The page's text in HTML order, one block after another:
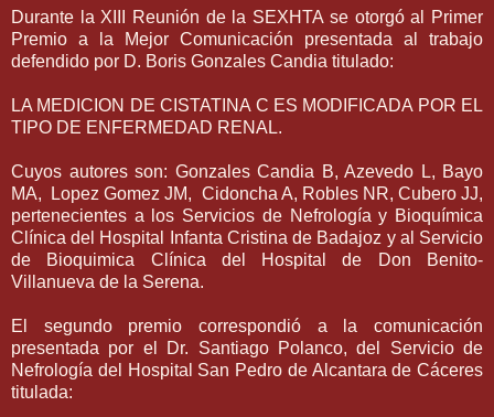
Durante la XIII Reunión de la SEXHTA se otorgó al Primer
Premio a la Mejor Comunicación presentada al trabajo
defendido por D. Boris Gonzales Candia titulado:
LA MEDICION DE CISTATINA C ES MODIFICADA POR EL
TIPO DE ENFERMEDAD RENAL.
Cuyos autores son: Gonzales Candia B, Azevedo L, Bayo
MA, Lopez Gomez JM, Cidoncha A, Robles NR, Cubero JJ,
pertenecientes a los Servicios de Nefrología y Bioquímica
Clínica del Hospital Infanta Cristina de Badajoz y al Servicio
de Bioquimica Clínica del Hospital de Don Benito-
Villanueva de la Serena.
El segundo premio correspondió a la comunicación
presentada por el Dr. Santiago Polanco, del Servicio de
Nefrología del Hospital San Pedro de Alcantara de Cáceres
titulada: